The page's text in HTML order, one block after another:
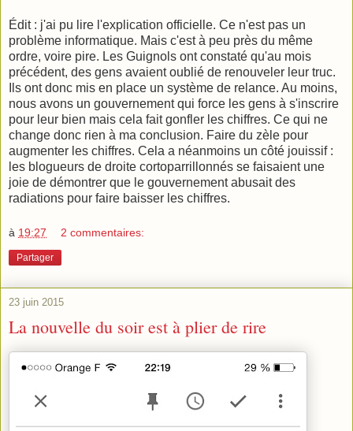
Édit : j'ai pu lire l'explication officielle. Ce n'est pas un
problème informatique. Mais c'est à peu près du même
ordre, voire pire. Les Guignols ont constaté qu'au mois
précédent, des gens avaient oublié de renouveler leur truc.
Ils ont donc mis en place un système de relance. Au moins,
nous avons un gouvernement qui force les gens à s'inscrire
pour leur bien mais cela fait gonfler les chiffres. Ce qui ne
change donc rien à ma conclusion. Faire du zèle pour
augmenter les chiffres. Cela a néanmoins un côté jouissif :
les blogueurs de droite cortoparrillonnés se faisaient une
joie de démontrer que le gouvernement abusait des
radiations pour faire baisser les chiffres.
à 19:27 2 commentaires:
Partager
23 juin 2015
La nouvelle du soir est à plier de rire